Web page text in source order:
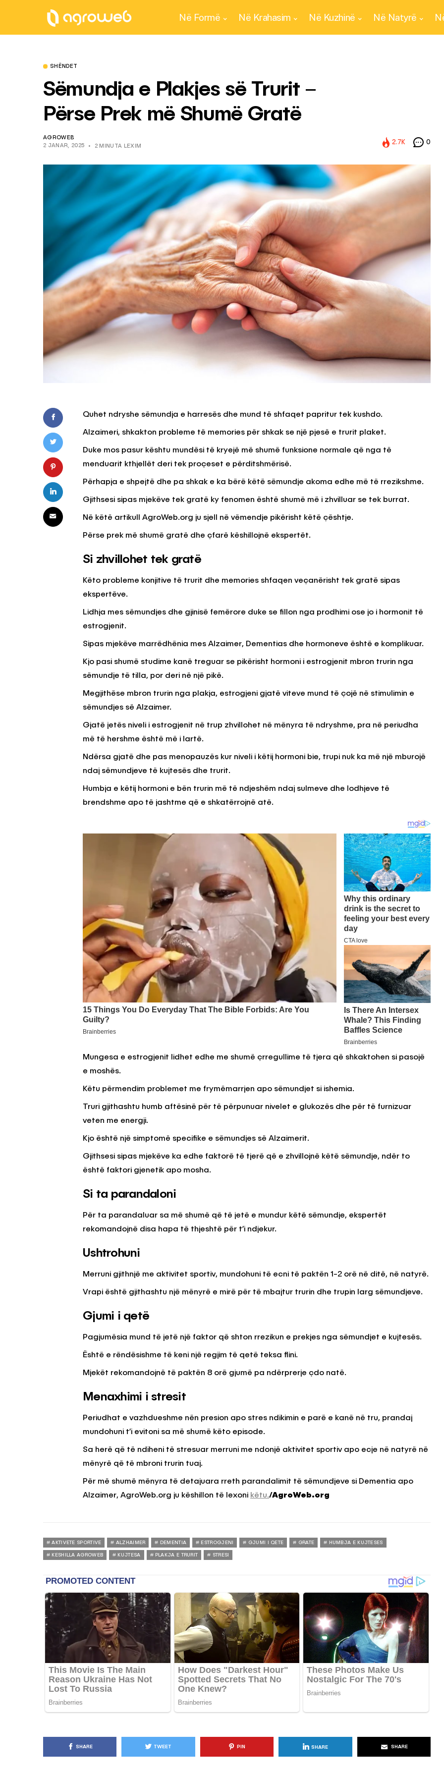
Në Formë Në Krahasim Në Kuzhinë Në Natyrë
SHËNDET
Sëmundja e Plakjes së Trurit –
Përse Prek më Shumë Gratë
AGROWEB
2 JANAR, 2025
2 MINUTA LEXIM
2.7K 0
Quhet ndryshe sëmundja e harresës dhe mund të shfaqet papritur tek kushdo.
Alzaimeri, shkakton probleme të memories për shkak se një pjesë e trurit plaket.
Duke mos pasur kështu mundësi të kryejë më shumë funksione normale që nga të
menduarit kthjellët deri tek proçeset e përditshmërisë.
Përhapja e shpejtë dhe pa shkak e ka bërë këtë sëmundje akoma edhe më të rrezikshme.
Gjithsesi sipas mjekëve tek gratë ky fenomen është shumë më i zhvilluar se tek burrat.
Në këtë artikull AgroWeb.org ju sjell në vëmendje pikërisht këtë çështje.
Përse prek më shumë gratë dhe çfarë këshillojnë ekspertët.
Si zhvillohet tek gratë
Këto probleme konjitive të trurit dhe memories shfaqen veçanërisht tek gratë sipas
ekspertëve.
Lidhja mes sëmundjes dhe gjinisë femërore duke se fillon nga prodhimi ose jo i hormonit të
estrogjenit.
Sipas mjekëve marrëdhënia mes Alzaimer, Dementias dhe hormoneve është e komplikuar.
Kjo pasi shumë studime kanë treguar se pikërisht hormoni i estrogjenit mbron trurin nga
sëmundje të tilla, por deri në një pikë.
Megjithëse mbron trurin nga plakja, estrogjeni gjatë viteve mund të çojë në stimulimin e
sëmundjes së Alzaimer.
Gjatë jetës niveli i estrogjenit në trup zhvillohet në mënyra të ndryshme, pra në periudha
më të hershme është më i lartë.
Ndërsa gjatë dhe pas menopauzës kur niveli i këtij hormoni bie, trupi nuk ka më një mburojë
ndaj sëmundjeve të kujtesës dhe trurit.
Humbja e këtij hormoni e bën trurin më të ndjeshëm ndaj sulmeve dhe lodhjeve të
brendshme apo të jashtme që e shkatërrojnë atë.
Mungesa e estrogjenit lidhet edhe me shumë çrregullime të tjera që shkaktohen si pasojë
e moshës.
Këtu përmendim problemet me frymëmarrjen apo sëmundjet si ishemia.
Truri gjithashtu humb aftësinë për të përpunuar nivelet e glukozës dhe për të furnizuar
veten me energji.
Kjo është një simptomë specifike e sëmundjes së Alzaimerit.
Gjithsesi sipas mjekëve ka edhe faktorë të tjerë që e zhvillojnë këtë sëmundje, ndër to
është faktori gjenetik apo mosha.
Si ta parandaloni
Për ta parandaluar sa më shumë që të jetë e mundur këtë sëmundje, ekspertët
rekomandojnë disa hapa të thjeshtë për t’i ndjekur.
Ushtrohuni
Merruni gjithnjë me aktivitet sportiv, mundohuni të ecni të paktën 1-2 orë në ditë, në natyrë.
Vrapi është gjithashtu një mënyrë e mirë për të mbajtur trurin dhe trupin larg sëmundjeve.
Gjumi i qetë
Pagjumësia mund të jetë një faktor që shton rrezikun e prekjes nga sëmundjet e kujtesës.
Është e rëndësishme të keni një regjim të qetë teksa flini.
Mjekët rekomandojnë të paktën 8 orë gjumë pa ndërprerje çdo natë.
Menaxhimi i stresit
Periudhat e vazhdueshme nën presion apo stres ndikimin e parë e kanë në tru, prandaj
mundohuni t’i evitoni sa më shumë këto episode.
Sa herë që të ndiheni të stresuar merruni me ndonjë aktivitet sportiv apo ecje në natyrë në
mënyrë që të mbroni trurin tuaj.
Për më shumë mënyra të detajuara rreth parandalimit të sëmundjeve si Dementia apo
Alzaimer, AgroWeb.org ju këshillon të lexoni këtu./AgroWeb.org
AKTIVETE SPORTIVE ALZHAIMER DEMENTIA ESTROGJENI GJUMI I QETE GRATE HUMBJA E KUJTESES
KESHILLA AGROWEB KUJTESA PLAKJA E TRURIT STRESI
SHARE TWEET PIN SHARE SHARE
KËSHILLA & IDE
Pse Nuk Duhet të Përdorni
Letrën e Aluminit për Ruajtjen
e Ushqimeve
AGROWEB 7 QERSHOR, 2025
KËSHILLA & IDE
Rreziqet dhe Problemet që
Vijnë Nga Akulloret e
Vjetëruara